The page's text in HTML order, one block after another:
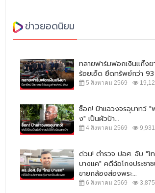
ข่าวยอดนิยม
ทลายฟาร์มฟอกเงินแก๊งย
ร้อยเอ็ด ยึดทรัพย์กว่า
5 สิงหาคม 2569
ช็อก! ป้าแฉวงจรอุบาทว์ "
ง" เป็นผัวป้า...
4 สิงหาคม 2569 9,931
ด่วน! ตำรวจ ปอศ. จับ "โ
บางแค" คดีฉ้อโกงประชา
ขายกล้องส่องพระ...
6 สิงหาคม 2569 3,875